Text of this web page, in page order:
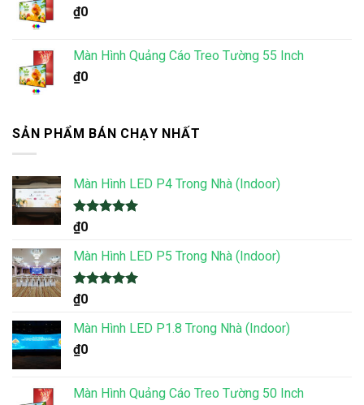
₫0
Màn Hình Quảng Cáo Treo Tường 55 Inch
₫0
SẢN PHẨM BÁN CHẠY NHẤT
Màn Hình LED P4 Trong Nhà (Indoor)
Được xếp
hạng
5 sao
₫0
Màn Hình LED P5 Trong Nhà (Indoor)
Được xếp
hạng
5 sao
₫0
Màn Hình LED P1.8 Trong Nhà (Indoor)
₫0
Màn Hình Quảng Cáo Treo Tường 50 Inch